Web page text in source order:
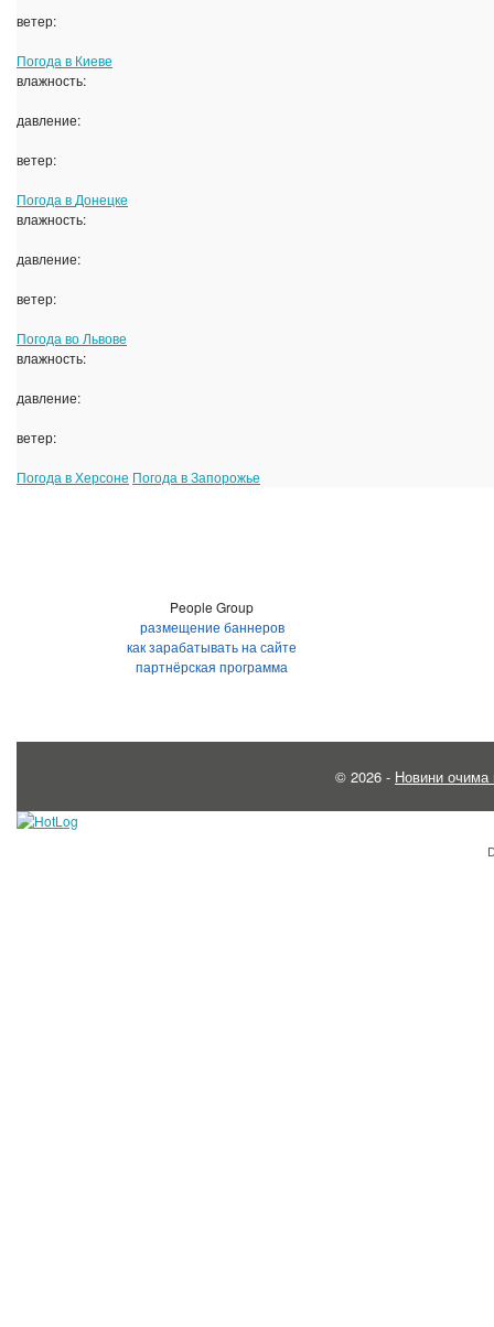
ветер:
Погода в Киеве
влажность:
давление:
ветер:
Погода в Донецке
влажность:
давление:
ветер:
Погода во Львове
влажность:
давление:
ветер:
Погода в Херсоне Погода в Запорожье
People Group
размещение баннеров
как зарабатывать на сайте
партнёрская программа
© 2026 - Новини очима